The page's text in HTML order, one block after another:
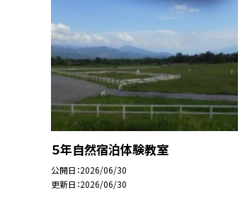
５年自然宿泊体験教室
公開日 2026/06/30
更新日 2026/06/30